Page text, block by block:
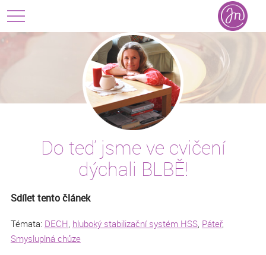
Do teď jsme ve cvičení
dýchali BLBĚ!
Sdílet tento článek
Témata: DECH, hluboký stabilizační systém HSS, Páteř,
Smysluplná chůze